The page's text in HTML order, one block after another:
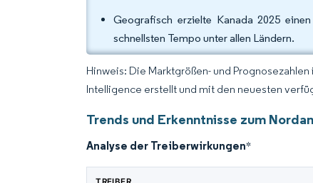
Geografisch erzielte Kanada 2025
schnellsten Tempo unter allen Ländern.
Hinweis: Die Marktgrößen- und
Intelligence erstellt und mit den neuesten
Trends und Erkenntnisse zum
Analyse der Treiberwirkungen*